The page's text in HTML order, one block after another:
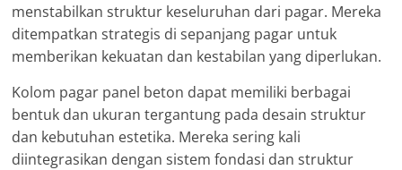
menstabilkan struktur keseluruhan dari pagar. Mereka
ditempatkan strategis di sepanjang pagar untuk
memberikan kekuatan dan kestabilan yang diperlukan.
Kolom pagar panel beton dapat memiliki berbagai
bentuk dan ukuran tergantung pada desain struktur
dan kebutuhan estetika. Mereka sering kali
diintegrasikan dengan sistem fondasi dan struktur